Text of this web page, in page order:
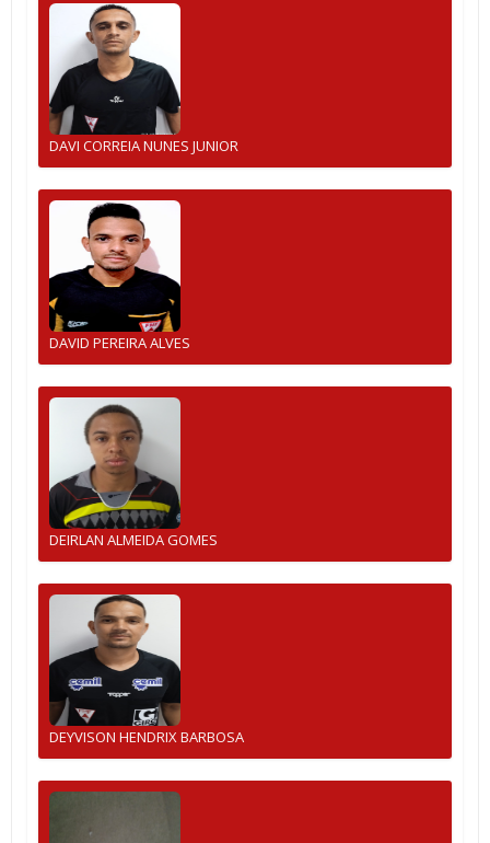
DAVI CORREIA NUNES JUNIOR
DAVID PEREIRA ALVES
DEIRLAN ALMEIDA GOMES
DEYVISON HENDRIX BARBOSA